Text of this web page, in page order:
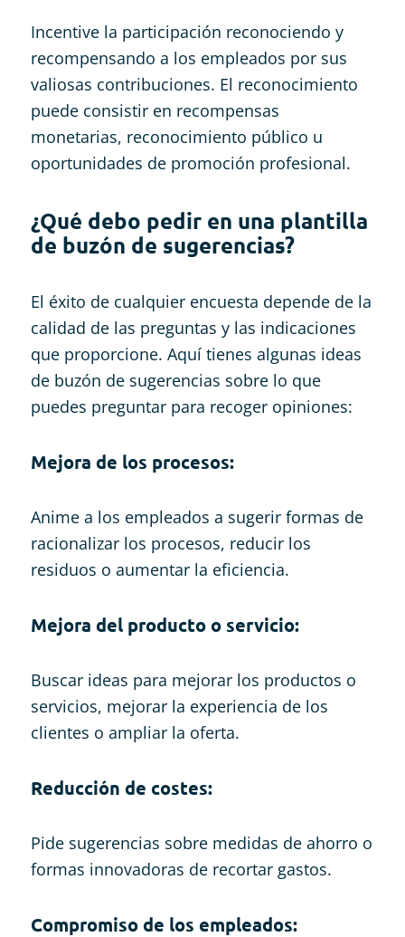
Incentive la participación reconociendo y
recompensando a los empleados por sus
valiosas contribuciones. El reconocimiento
puede consistir en recompensas
monetarias, reconocimiento público u
oportunidades de promoción profesional.
¿Qué debo pedir en una plantilla
de buzón de sugerencias?
El éxito de cualquier encuesta depende de la
calidad de las preguntas y las indicaciones
que proporcione. Aquí tienes algunas ideas
de buzón de sugerencias sobre lo que
puedes preguntar para recoger opiniones:
Mejora de los procesos:
Anime a los empleados a sugerir formas de
racionalizar los procesos, reducir los
residuos o aumentar la eficiencia.
Mejora del producto o servicio:
Buscar ideas para mejorar los productos o
servicios, mejorar la experiencia de los
clientes o ampliar la oferta.
Reducción de costes:
Pide sugerencias sobre medidas de ahorro o
formas innovadoras de recortar gastos.
Compromiso de los empleados: